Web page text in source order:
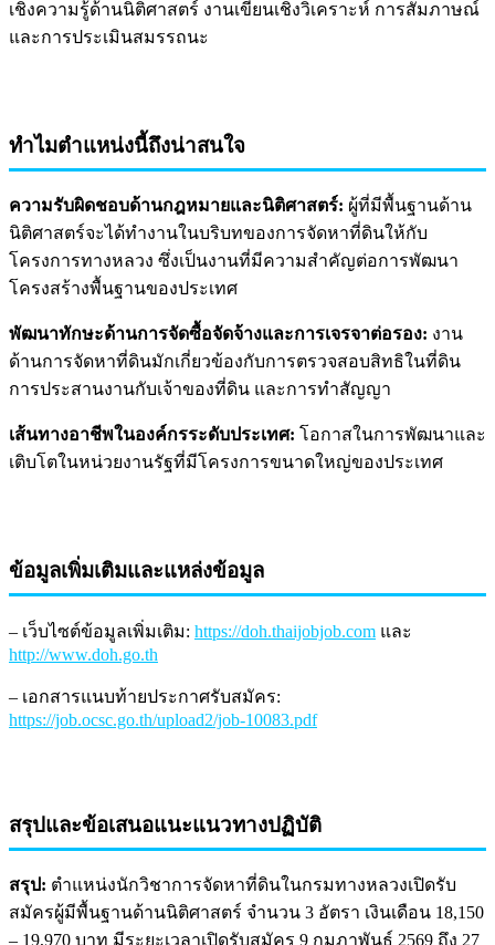
เชิงความรู้ด้านนิติศาสตร์ งานเขียนเชิงวิเคราะห์ การสัมภาษณ์
และการประเมินสมรรถนะ
ทำไมตำแหน่งนี้ถึงน่าสนใจ
ความรับผิดชอบด้านกฎหมายและนิติศาสตร์: ผู้ที่มีพื้นฐานด้าน
นิติศาสตร์จะได้ทำงานในบริบทของการจัดหาที่ดินให้กับ
โครงการทางหลวง ซึ่งเป็นงานที่มีความสำคัญต่อการพัฒนา
โครงสร้างพื้นฐานของประเทศ
พัฒนาทักษะด้านการจัดซื้อจัดจ้างและการเจรจาต่อรอง: งาน
ด้านการจัดหาที่ดินมักเกี่ยวข้องกับการตรวจสอบสิทธิในที่ดิน
การประสานงานกับเจ้าของที่ดิน และการทำสัญญา
เส้นทางอาชีพในองค์กรระดับประเทศ: โอกาสในการพัฒนาและ
เติบโตในหน่วยงานรัฐที่มีโครงการขนาดใหญ่ของประเทศ
ข้อมูลเพิ่มเติมและแหล่งข้อมูล
– เว็บไซต์ข้อมูลเพิ่มเติม: https://doh.thaijobjob.com และ
http://www.doh.go.th
– เอกสารแนบท้ายประกาศรับสมัคร:
https://job.ocsc.go.th/upload2/job-10083.pdf
สรุปและข้อเสนอแนะแนวทางปฏิบัติ
สรุป: ตำแหน่งนักวิชาการจัดหาที่ดินในกรมทางหลวงเปิดรับ
สมัครผู้มีพื้นฐานด้านนิติศาสตร์ จำนวน 3 อัตรา เงินเดือน 18,150
– 19,970 บาท มีระยะเวลาเปิดรับสมัคร 9 กุมภาพันธ์ 2569 ถึง 27